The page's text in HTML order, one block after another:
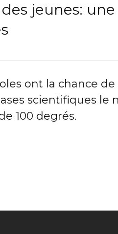
jeunes:
ont la chance
scientifiques
100 degrés.